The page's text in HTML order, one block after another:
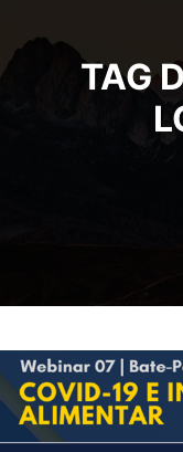
TAG